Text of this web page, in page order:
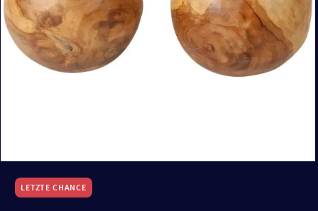
LETZTE CHANCE